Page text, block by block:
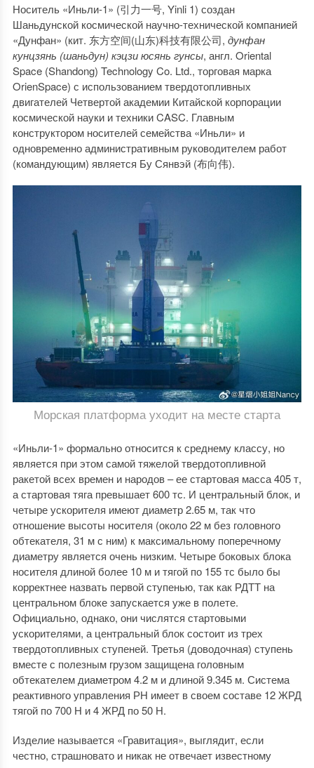
Носитель «Иньли-1» (引力一号, Yinli 1) создан
Шаньдунской космической научно-технической компанией
«Дунфан» (кит. 东方空间(山东)科技有限公司, дунфан
кунцзянь (шаньдун) кэцзи юсянь гунсы, англ. Oriental
Space (Shandong) Technology Co. Ltd., торговая марка
OrienSpace) с использованием твердотопливных
двигателей Четвертой академии Китайской корпорации
космической науки и техники CASC. Главным
конструктором носителей семейства «Иньли» и
одновременно административным руководителем работ
(командующим) является Бу Сянвэй (布向伟).
Морская платформа уходит на месте старта
«Иньли-1» формально относится к среднему классу, но
является при этом самой тяжелой твердотопливной
ракетой всех времен и народов – ее стартовая масса 405 т,
а стартовая тяга превышает 600 тс. И центральный блок, и
четыре ускорителя имеют диаметр 2.65 м, так что
отношение высоты носителя (около 22 м без головного
обтекателя, 31 м с ним) к максимальному поперечному
диаметру является очень низким. Четыре боковых блока
носителя длиной более 10 м и тягой по 155 тс было бы
корректнее назвать первой ступенью, так как РДТТ на
центральном блоке запускается уже в полете.
Официально, однако, они числятся стартовыми
ускорителями, а центральный блок состоит из трех
твердотопливных ступеней. Третья (доводочная) ступень
вместе с полезным грузом защищена головным
обтекателем диаметром 4.2 м и длиной 9.345 м. Система
реактивного управления РН имеет в своем составе 12 ЖРД
тягой по 700 Н и 4 ЖРД по 50 Н.
Изделие называется «Гравитация», выглядит, если
честно, страшновато и никак не отвечает известному